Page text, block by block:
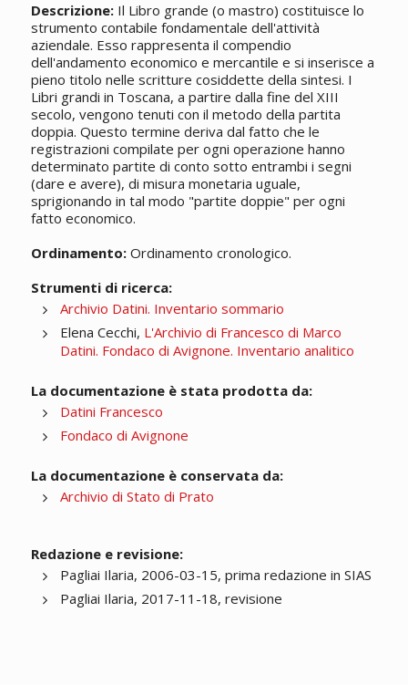
Descrizione:Il Libro grande (o mastro) costituisce lo
strumento contabile fondamentale dell'attività
aziendale. Esso rappresenta il compendio
dell'andamento economico e mercantile e si inserisce a
pieno titolo nelle scritture cosiddette della sintesi. I
Libri grandi in Toscana, a partire dalla fine del XIII
secolo, vengono tenuti con il metodo della partita
doppia. Questo termine deriva dal fatto che le
registrazioni compilate per ogni operazione hanno
determinato partite di conto sotto entrambi i segni
(dare e avere), di misura monetaria uguale,
sprigionando in tal modo "partite doppie" per ogni
fatto economico.
Ordinamento:Ordinamento cronologico.
Strumenti di ricerca:
Archivio Datini. Inventario sommario
Elena Cecchi, L'Archivio di Francesco di Marco
Datini. Fondaco di Avignone. Inventario analitico
La documentazione è stata prodotta da:
Datini Francesco
Fondaco di Avignone
La documentazione è conservata da:
Archivio di Stato di Prato
Redazione e revisione:
Pagliai Ilaria, 2006-03-15, prima redazione in SIAS
Pagliai Ilaria, 2017-11-18, revisione